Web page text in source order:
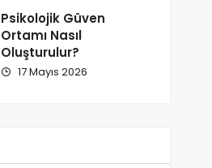
Psikolojik Güven
Ortamı Nasıl
Oluşturulur?
17 Mayıs 2026